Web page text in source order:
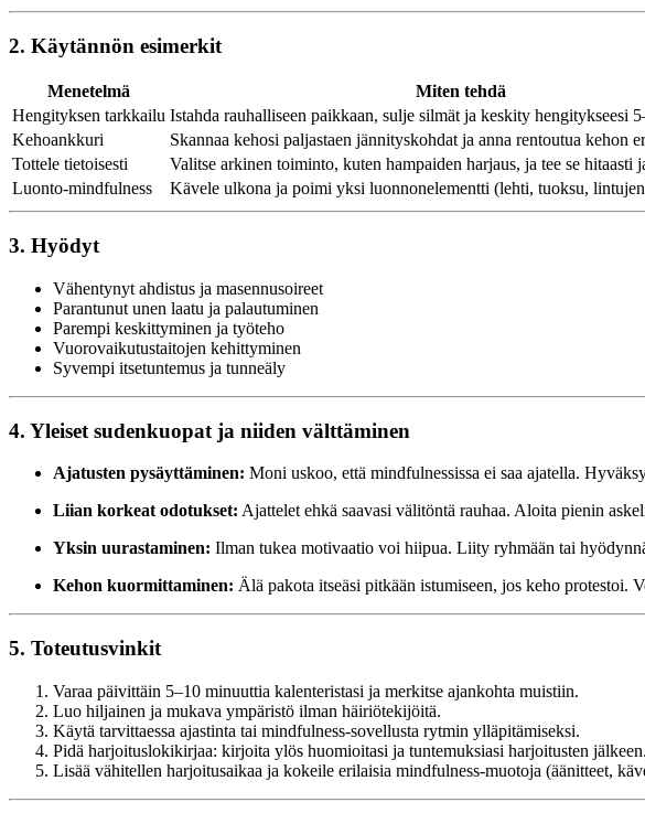
2. Käytännön esimerkit
Menetelmä Miten tehdä
Hengityksen tarkkailu Istahda rauhalliseen paikkaan, sulje silmät ja keskity hengitykseesi
Kehoankkuri
Skannaa kehosi paljastaen jännityskohdat ja anna rentoutua kehon
Tottele tietoisesti
Valitse arkinen toiminto, kuten hampaiden harjaus, ja tee se hitaasti
Luonto-mindfulness
Kävele ulkona ja poimi yksi luonnonelementti (lehti, tuoksu,
3. Hyödyt
Vähentynyt ahdistus ja masennusoireet
Parantunut unen laatu ja palautuminen
Parempi keskittyminen ja työteho
Vuorovaikutustaitojen kehittyminen
Syvempi itsetuntemus ja tunneäly
4. Yleiset sudenkuopat ja niiden välttäminen
Ajatusten pysäyttäminen: Moni uskoo, että mindfulnessissa ei saa ajatella.
Liian korkeat odotukset: Ajattelet ehkä saavasi välitöntä rauhaa. Aloita pienin
Yksin uurastaminen: Ilman tukea motivaatio voi hiipua. Liity ryhmään tai
Kehon kuormittaminen: Älä pakota itseäsi pitkään istumiseen, jos keho protestoi.
5. Toteutusvinkit
Varaa päivittäin 5–10 minuuttia kalenteristasi ja merkitse ajankohta muistiin.
Luo hiljainen ja mukava ympäristö ilman häiriötekijöitä.
Käytä tarvittaessa ajastinta tai mindfulness-sovellusta rytmin ylläpitämiseksi.
Pidä harjoituslokikirjaa: kirjoita ylös huomioitasi ja tuntemuksiasi harjoitusten jälkeen.
Lisää vähitellen harjoitusaikaa ja kokeile erilaisia mindfulness-muotoja (äänitteet,